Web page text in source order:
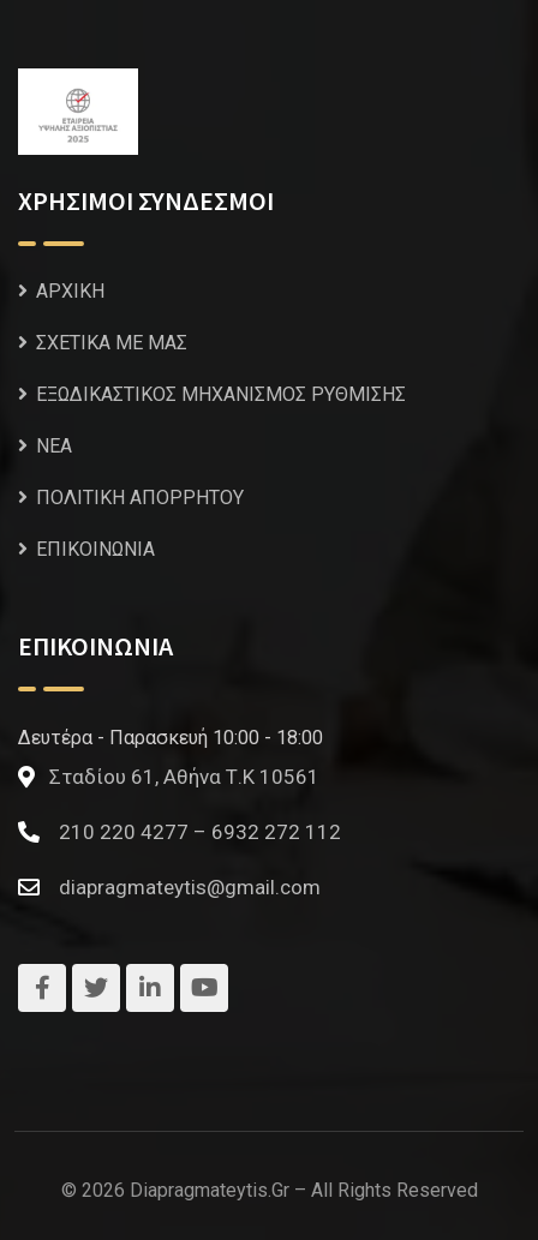
ΧΡΗΣΙΜΟΙ ΣΥΝΔΕΣΜΟΙ
ΑΡΧΙΚΗ
ΣΧΕΤΙΚΑ ΜΕ ΜΑΣ
ΕΞΩΔΙΚΑΣΤΙΚΟΣ ΜΗΧΑΝΙΣΜΟΣ ΡΥΘΜΙΣΗΣ
NEA
ΠΟΛΙΤΙΚΗ ΑΠΟΡΡΗΤΟΥ
ΕΠΙΚΟΙΝΩΝΙΑ
ΕΠΙΚΟΙΝΩΝΙΑ
Δευτέρα - Παρασκευή 10:00 - 18:00
Σταδίου 61, Αθήνα Τ.Κ 10561
210 220 4277 – 6932 272 112
diapragmateytis@gmail.com
© 2026 Diapragmateytis.gr – All Rights Reserved